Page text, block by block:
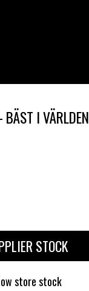
I VÄRLDEN
STOCK
store stock